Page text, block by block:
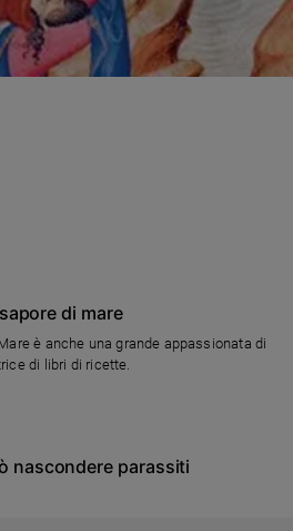
di mare
è anche una grande appassionata di
di libri di ricette.
nascondere parassiti